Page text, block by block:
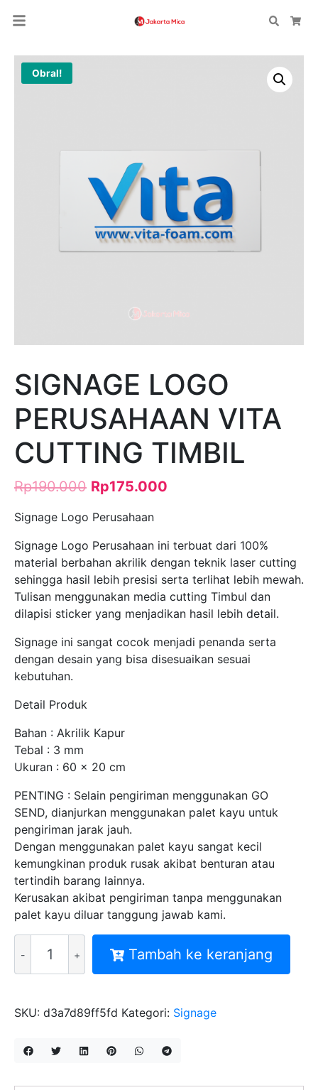
Search
Obral!
SIGNAGE LOGO
PERUSAHAAN VITA
CUTTING TIMBIL
Rp190.000 Rp175.000
Signage Logo Perusahaan
Signage Logo Perusahaan ini terbuat dari 100%
material berbahan akrilik dengan teknik laser cutting
sehingga hasil lebih presisi serta terlihat lebih mewah.
Tulisan menggunakan media cutting Timbul dan
dilapisi sticker yang menjadikan hasil lebih detail.
Signage ini sangat cocok menjadi penanda serta
dengan desain yang bisa disesuaikan sesuai
kebutuhan.
Detail Produk
Bahan : Akrilik Kapur
Tebal : 3 mm
Ukuran : 60 x 20 cm
PENTING : Selain pengiriman menggunakan GO
SEND, dianjurkan menggunakan palet kayu untuk
pengiriman jarak jauh.
Dengan menggunakan palet kayu sangat kecil
kemungkinan produk rusak akibat benturan atau
tertindih barang lainnya.
Kerusakan akibat pengiriman tanpa menggunakan
palet kayu diluar tanggung jawab kami.
SIGNAGE
LOGO
VITA
TIMBIL
Tambah ke keranjang
SKU: d3a7d89ff5fd Kategori: Signage